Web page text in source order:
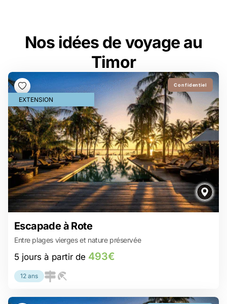
Nos idées de voyage au
Timor
Confidentiel
EXTENSION
Escapade à Rote
Entre plages vierges et nature préservée
5 jours à partir de 493€
12 ans
Un boutique resort confidentiel sur Rote.
Des spots de surf réputés à proximité.